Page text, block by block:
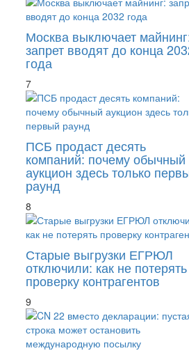
Банкротство предприятия
для кармана её
Москва выключает
запрет вводят до конца
года
7
ПСБ продаст десять
компаний: почему обычный
аукцион здесь только
раунд
8
Старые выгрузки ЕГРЮЛ
отключили: как не потерять
проверку контрагентов
9